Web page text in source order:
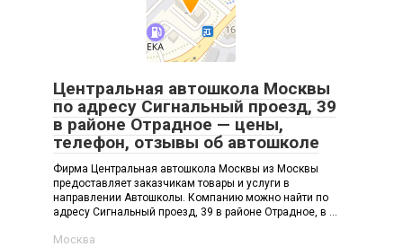
Центральная автошкола Москвы
по адресу Сигнальный проезд, 39
в районе Отрадное — цены,
телефон, отзывы об автошколе
Фирма Центральная автошкола Москвы из Москвы
предоставляет заказчикам товары и услуги в
направлении Автошколы. Компанию можно найти по
адресу Сигнальный проезд, 39 в районе Отрадное, в ...
Москва